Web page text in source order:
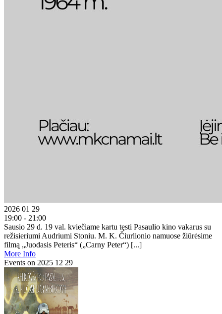
2026 01 29
19:00 - 21:00
Sausio 29 d. 19 val. kviečiame kartu tęsti Pasaulio kino vakarus su
režisieriumi Audriumi Stoniu. M. K. Čiurlionio namuose žiūrėsime
filmą „Juodasis Peteris“ („Carny Peter“) [...]
More Info
Events on 2025 12 29